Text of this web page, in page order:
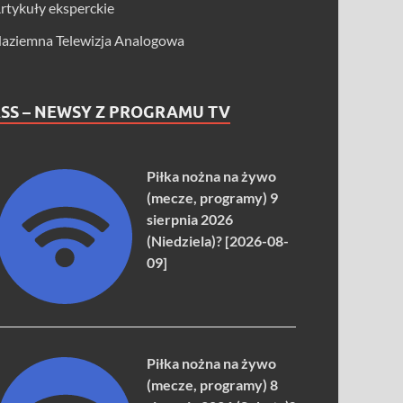
eksperckie
Telewizja Analogowa
– NEWSY Z PROGRAMU TV
Piłka nożna na żywo
(mecze, programy) 9
sierpnia 2026
(Niedziela)? [2026-08-
09]
Piłka nożna na żywo
(mecze, programy) 8